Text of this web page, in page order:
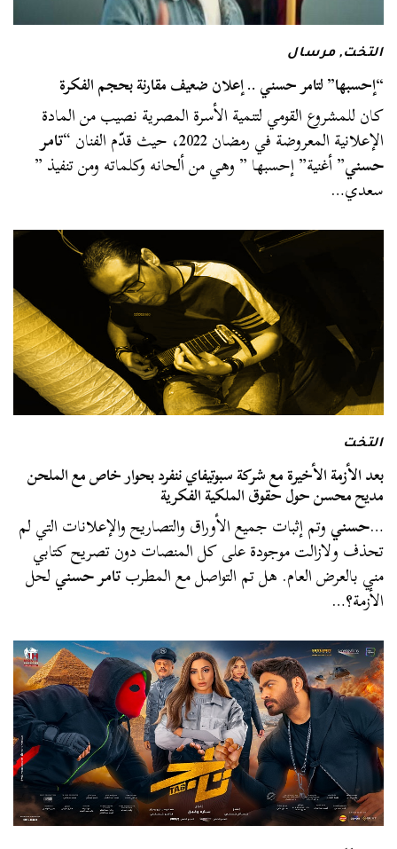
التخت,مرسال
“إحسبها” لتامر حسني .. إعلان ضعيف مقارنة بحجم الفكرة
كان للمشروع القومي لتنمية الأسرة المصرية نصيب من المادة
الإعلانية المعروضة في رمضان 2022، حيث قدّم الفنان “ تامر
حسني” أغنية” إحسبها ” وهي من ألحانه وكلماته ومن تنفيذ ”
سعدي…
التخت
بعد الأزمة الأخيرة مع شركة سبوتيفاي ننفرد بحوار خاص مع الملحن
مديح محسن حول حقوق الملكية الفكرية
…حسنيوتم إثبات جميع الأوراق والتصاريح والإعلانات التي لم
تحذف ولازالت موجودة على كل المنصات دون تصريح كتابي
مني بالعرض العام. هل تم التواصل مع المطربتامر حسنيلحل
الأزمة؟…